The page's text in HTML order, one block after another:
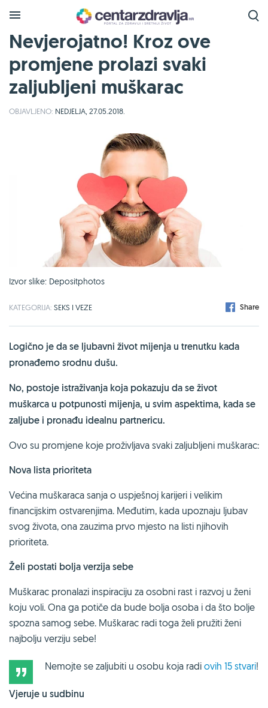
Nevjerojatno! Kroz ove
promjene prolazi svaki
zaljubljeni muškarac
OBJAVLJENO: NEDJELJA, 27.05.2018.
Izvor slike: Depositphotos
KATEGORIJA: SEKS I VEZE Share
Logično je da se ljubavni život mijenja u trenutku kada
pronađemo srodnu dušu.
No, postoje istraživanja koja pokazuju da se život
muškarca u potpunosti mijenja, u svim aspektima, kada se
zaljube i pronađu idealnu partnericu.
Ovo su promjene koje proživljava svaki zaljubljeni muškarac:
Nova lista prioriteta
Većina muškaraca sanja o uspješnoj karijeri i velikim
financijskim ostvarenjima. Međutim, kada upoznaju ljubav
svog života, ona zauzima prvo mjesto na listi njihovih
prioriteta.
Želi postati bolja verzija sebe
Muškarac pronalazi inspiraciju za osobni rast i razvoj u ženi
koju voli. Ona ga potiče da bude bolja osoba i da što bolje
spozna samog sebe. Muškarac radi toga želi pružiti ženi
najbolju verziju sebe!
Nemojte se zaljubiti u osobu koja radi ovih 15 stvari!
Vjeruje u sudbinu